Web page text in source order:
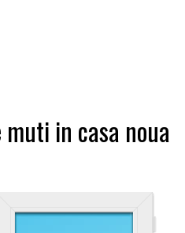
in casa noua